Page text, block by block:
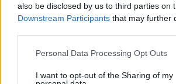
also be disclosed by us to third parties on
Downstream Participants that may further
Please note that this website/app uses
not limited to your visit or usage
Personal Data Processing Opt Outs
I want to opt-out of the Sharing of my